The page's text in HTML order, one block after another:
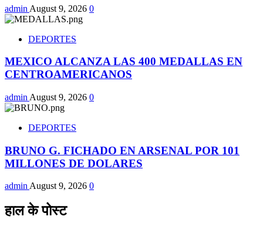
admin August 9, 2026 0
DEPORTES
MEXICO ALCANZA LAS 400 MEDALLAS EN
CENTROAMERICANOS
admin August 9, 2026 0
DEPORTES
BRUNO G. FICHADO EN ARSENAL POR 101
MILLONES DE DOLARES
adminAugust 9, 2026 0
हाल के पोस्ट